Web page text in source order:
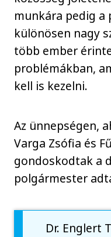
munkára pedig
különösen nagy
több ember
problémákban,
kell is kezelni.
Az ünnepségen,
Varga Zsófia és
gondoskodtak a
polgármester
Dr. Englert